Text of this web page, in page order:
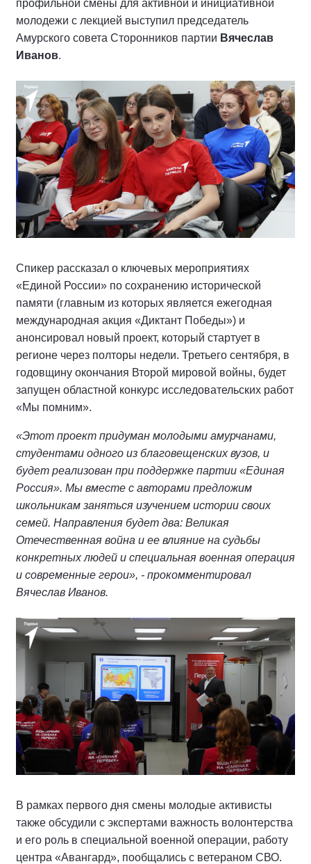
профильной смены для активной и инициативной
молодежи с лекцией выступил председатель
Амурского совета Сторонников партии Вячеслав
Иванов.
Спикер рассказал о ключевых мероприятиях
«Единой России» по сохранению исторической
памяти (главным из которых является ежегодная
международная акция «Диктант Победы») и
анонсировал новый проект, который стартует в
регионе через полторы недели. Третьего сентября, в
годовщину окончания Второй мировой войны, будет
запущен областной конкурс исследовательских работ
«Мы помним».
«Этот проект придуман молодыми амурчанами,
студентами одного из благовещенских вузов, и
будет реализован при поддержке партии «Единая
Россия». Мы вместе с авторами предложим
школьникам заняться изучением истории своих
семей. Направления будет два: Великая
Отечественная война и ее влияние на судьбы
конкретных людей и специальная военная операция
и современные герои», - прокомментировал
Вячеслав Иванов.
В рамках первого дня смены молодые активисты
также обсудили с экспертами важность волонтерства
и его роль в специальной военной операции, работу
центра «Авангард», пообщались с ветераном СВО.